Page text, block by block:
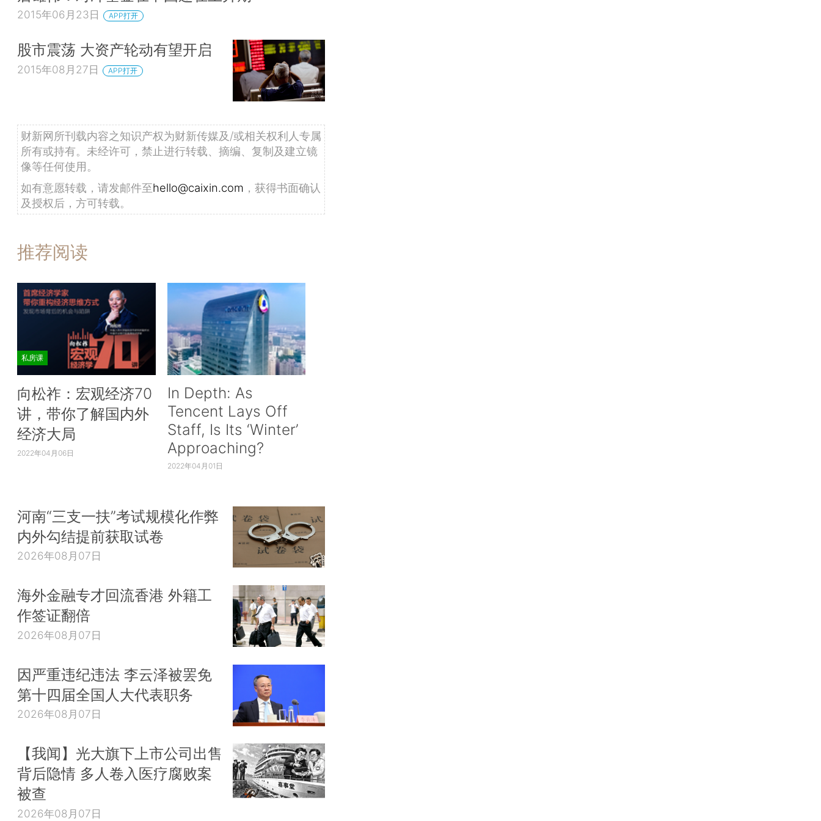
2015年06月23日 APP打开
股市震荡 大资产轮动有望开启
2015年08月27日 APP打开
财新网所刊载内容之知识产权为财新传媒及/或相关权利人专属
所有或持有。未经许可，禁止进行转载、摘编、复制及建立镜
像等任何使用。
如有意愿转载，请发邮件至hello@caixin.com ，获得书面确认
及授权后，方可转载。
推荐阅读
私房课
向松祚：宏观经济70
讲，带你了解国内外
经济大局
2022年04月06日
In Depth: As
Tencent Lays Off
Staff, Is Its ‘Winter’
Approaching?
2022年04月01日
河南“三支一扶”考试规模化作弊
内外勾结提前获取试卷
2026年08月07日
海外金融专才回流香港 外籍工
作签证翻倍
2026年08月07日
因严重违纪违法 李云泽被罢免
第十四届全国人大代表职务
2026年08月07日
【我闻】光大旗下上市公司出售
背后隐情 多人卷入医疗腐败案
被查
2026年08月07日